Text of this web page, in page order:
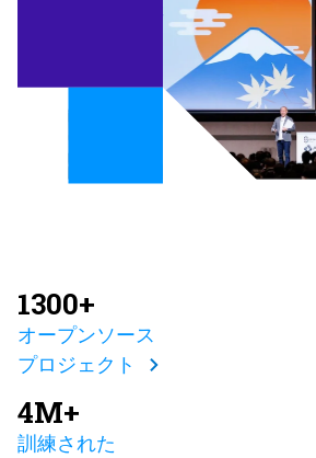
1300+
オープンソース
プロジェクト
4M+
訓練された